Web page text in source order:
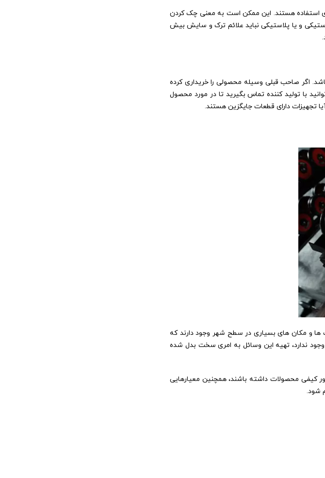
استفاده هستند. این ممکن است به معنی چک کردن
و یا پلاستیکی نباید علائم ترک و سایش بیش
اگر صاحب قبلی وسیله محصولی را خریداری کرده
با تولید کننده تماس بگیرید تا در مورد محصول
تجهیزات دارای قطعات جایگزین هستند.
ها و مکان های بسیاری در سطح شهر وجود دارند که
ندارد، تهیه این وسائل به امری سخت بدل شده
کیفی محصولات داشته باشند، همچنین معیارهایی
شود.